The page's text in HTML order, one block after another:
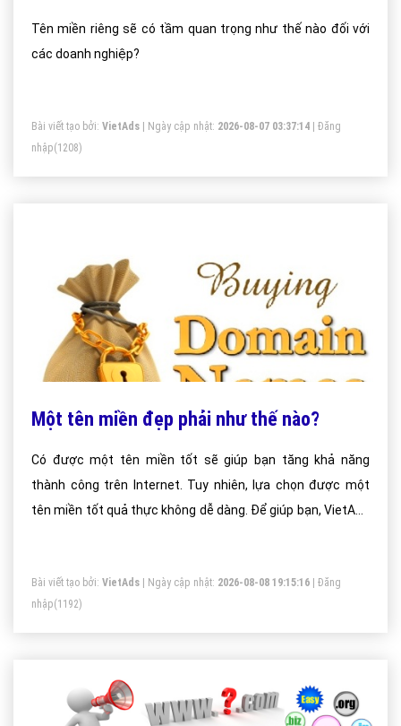
Tên miền riêng sẽ có tầm quan trọng như thế nào đối với
các doanh nghiệp?
Bài viết tạo bởi: VietAds | Ngày cập nhật: 2026-08-07 03:37:14
Đăng
nhập(1208)
Một tên miền đẹp phải như thế nào?
Có được một tên miền tốt sẽ giúp bạn tăng khả năng
thành công trên Internet. Tuy nhiên, lựa chọn được một
tên miền tốt quả thực không dễ dàng. Để giúp bạn, VietAds
Bài viết tạo bởi: VietAds | Ngày cập nhật: 2026-08-08 19:15:16
Đăng
nhập(1192)